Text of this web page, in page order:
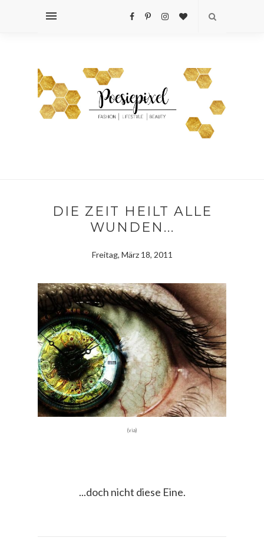
DIE ZEIT HEILT ALLE
WUNDEN...
Freitag, März 18, 2011
(via)
...doch nicht diese Eine.